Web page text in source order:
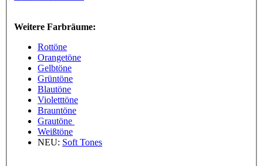
Weitere Farbräume:
Rottöne
Orangetöne
Gelbtöne
Grüntöne
Blautöne
Violetttöne
Brauntöne
Grautöne
Weißtöne
NEU: Soft Tones